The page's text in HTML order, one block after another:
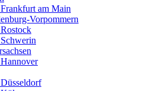
am Main
Vorpommern